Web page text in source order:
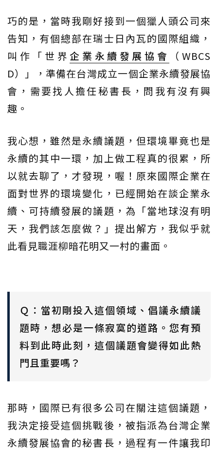
巧的是，當時我剛好接到一個獵人頭公司來
告知，有個總部在瑞士日內瓦的國際組織，
叫作「世界 企業永續發展協會
（WBCS
D）」，準備在台灣成立一個企業永續發展協
會，需要找人擔任秘書長，問我有沒有興
趣。
我心想，雖然是永續議題，但環境畢竟也是
永續的其中一環，加上做工程真的很累，所
以就去聊了，才發現，喔！原來國際企業在
面對世界的環境變化，已經開始在談企業永
續、可持續發展的議題，為「當地球沒有明
天，我們該怎麼做？」提出解方，我似乎就
此看見職涯柳暗花明又一村的畫面。
Ｑ：當初剛投入這個領域、倡議永續議
題時，想必是一條寂寞的道路。您有預
料到此時此刻，這個議題會變得如此熱
門且重要嗎？
那時，國際已有很多公司在關注這個議題，
我決定接受這個挑戰後，被指派為台灣企業
永續發展協會的秘書長，過程有一件讓我印